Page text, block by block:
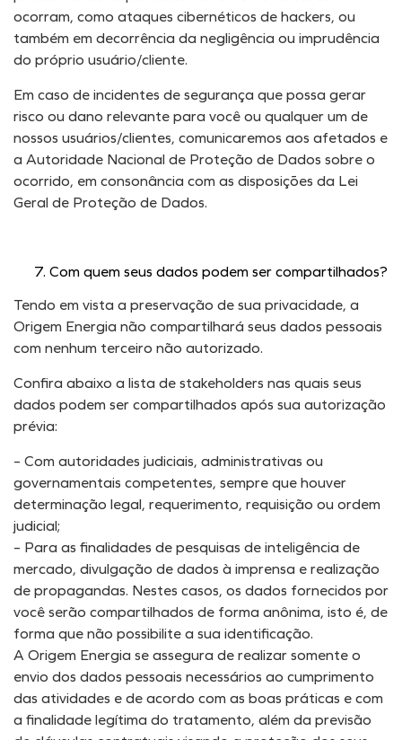
ocorram, como ataques cibernéticos de hackers, ou
também em decorrência da negligência ou imprudência
do próprio usuário/cliente.
Em caso de incidentes de segurança que possa gerar
risco ou dano relevante para você ou qualquer um de
nossos usuários/clientes, comunicaremos aos afetados e
a Autoridade Nacional de Proteção de Dados sobre o
ocorrido, em consonância com as disposições da Lei
Geral de Proteção de Dados.
Com quem seus dados podem ser compartilhados?
Tendo em vista a preservação de sua privacidade, a
Origem Energia não compartilhará seus dados pessoais
com nenhum terceiro não autorizado.
Confira abaixo a lista de stakeholders nas quais seus
dados podem ser compartilhados após sua autorização
prévia:
– Com autoridades judiciais, administrativas ou
governamentais competentes, sempre que houver
determinação legal, requerimento, requisição ou ordem
judicial;
– Para as finalidades de pesquisas de inteligência de
mercado, divulgação de dados à imprensa e realização
de propagandas. Nestes casos, os dados fornecidos por
você serão compartilhados de forma anônima, isto é, de
forma que não possibilite a sua identificação.
A Origem Energia se assegura de realizar somente o
envio dos dados pessoais necessários ao cumprimento
das atividades e de acordo com as boas práticas e com
a finalidade legítima do tratamento, além da previsão